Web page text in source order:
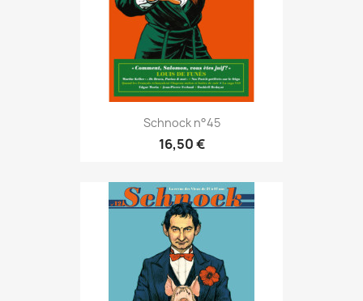
Schnock n°45
16,50 €